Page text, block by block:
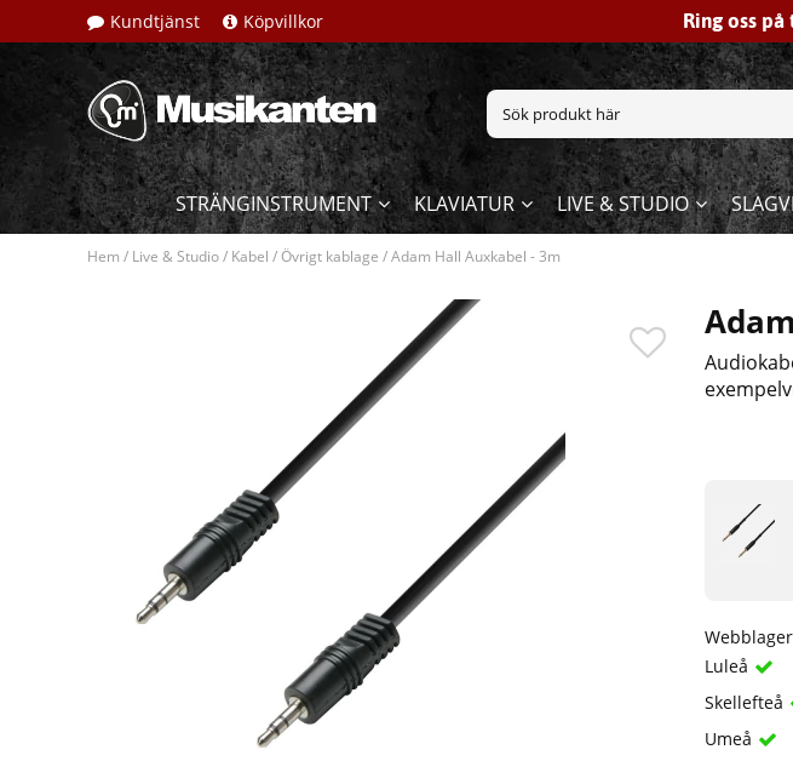
Kundtjänst Köpvillkor Ring oss på
STRÄNGINSTRUMENT KLAVIATUR LIVE & STUDIO
Hem / Live & Studio/ Kabel /Övrigt kablage /Adam Hall Auxkabel - 3m
Luleå
Skellefteå
Umeå